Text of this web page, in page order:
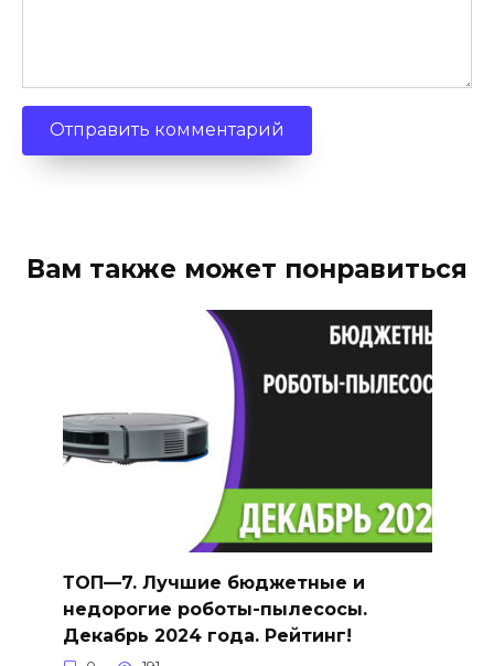
Вам также может понравиться
ТОП—7. Лучшие бюджетные и
недорогие роботы-пылесосы.
Декабрь 2024 года. Рейтинг!